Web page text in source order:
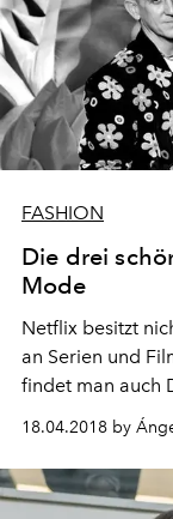
FASHION
Die drei
Mode
Netflix besitzt
an Serien und
findet man auch
über die Mode.
perfekt für den
18.04.2018 by